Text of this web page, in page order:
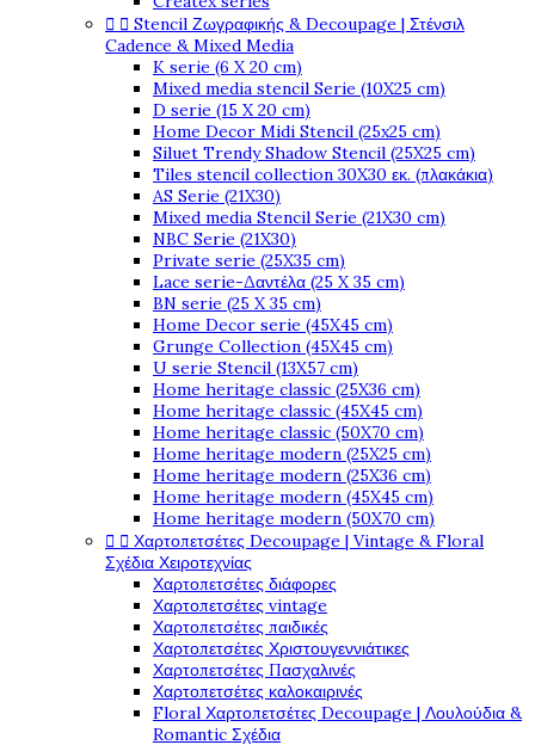
  Stencil Ζωγραφικής & Decoupage | Στένσιλ
Cadence & Mixed Media
K serie (6 X 20 cm)
Mixed media stencil Serie (10X25 cm)
D serie (15 X 20 cm)
Home Decor Midi Stencil (25x25 cm)
Siluet Trendy Shadow Stencil (25X25 cm)
Tiles stencil collection 30X30 εκ. (πλακάκια)
AS Serie (21X30)
Mixed media Stencil Serie (21X30 cm)
NBC Serie (21X30)
Private serie (25X35 cm)
Lace serie-Δαντέλα (25 X 35 cm)
BN serie (25 X 35 cm)
Home Decor serie (45X45 cm)
Grunge Collection (45X45 cm)
U serie Stencil (13X57 cm)
Home heritage classic (25X36 cm)
Home heritage classic (45X45 cm)
Home heritage classic (50X70 cm)
Home heritage modern (25X25 cm)
Home heritage modern (25X36 cm)
Home heritage modern (45X45 cm)
Home heritage modern (50X70 cm)
  Χαρτοπετσέτες Decoupage | Vintage & Floral
Σχέδια Χειροτεχνίας
Χαρτοπετσέτες διάφορες
Χαρτοπετσέτες vintage
Χαρτοπετσέτες παιδικές
Χαρτοπετσέτες Χριστουγεννιάτικες
Χαρτοπετσέτες Πασχαλινές
Χαρτοπετσέτες καλοκαιρινές
Floral Χαρτοπετσέτες Decoupage | Λουλούδια &
Romantic Σχέδια